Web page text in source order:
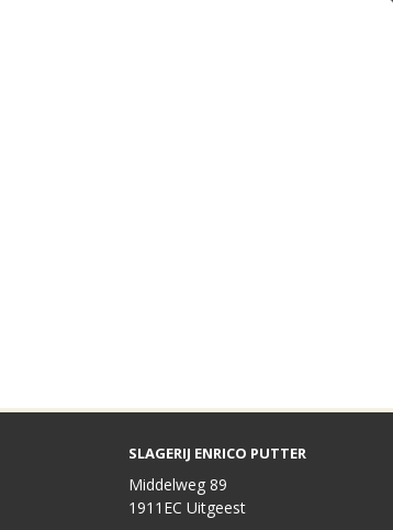
SLAGERIJ ENRICO PUTTER
Middelweg 89
1911EC Uitgeest